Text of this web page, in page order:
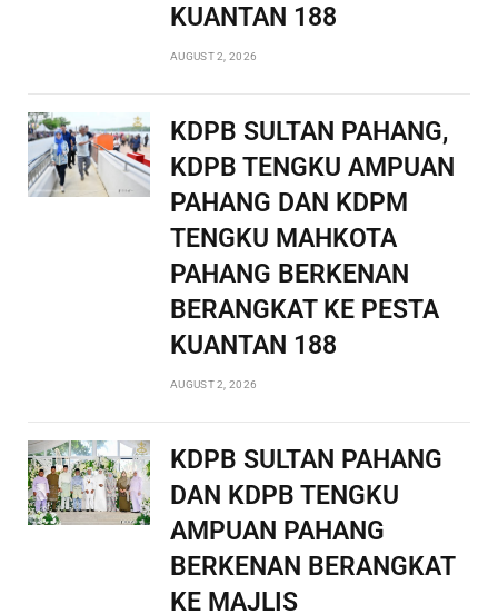
KUANTAN 188
AUGUST 2, 2026
KDPB SULTAN PAHANG,
KDPB TENGKU AMPUAN
PAHANG DAN KDPM
TENGKU MAHKOTA
PAHANG BERKENAN
BERANGKAT KE PESTA
KUANTAN 188
AUGUST 2, 2026
KDPB SULTAN PAHANG
DAN KDPB TENGKU
AMPUAN PAHANG
BERKENAN BERANGKAT
KE MAJLIS